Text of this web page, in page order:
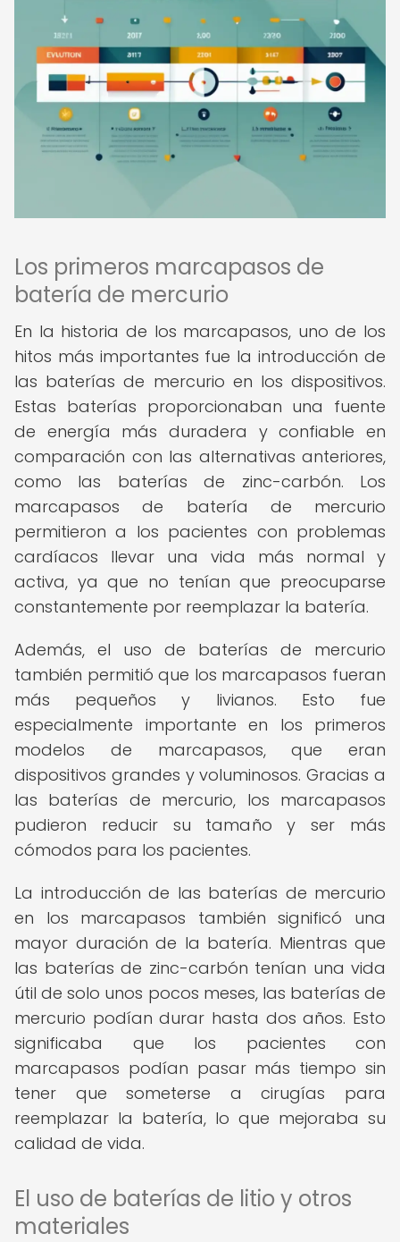
Los primeros marcapasos de
batería de mercurio
En la historia de los marcapasos, uno de los
hitos más importantes fue la introducción de
las baterías de mercurio en los dispositivos.
Estas baterías proporcionaban una fuente
de energía más duradera y confiable en
comparación con las alternativas anteriores,
como las baterías de zinc-carbón. Los
marcapasos de batería de mercurio
permitieron a los pacientes con problemas
cardíacos llevar una vida más normal y
activa, ya que no tenían que preocuparse
constantemente por reemplazar la batería.
Además, el uso de baterías de mercurio
también permitió que los marcapasos fueran
más pequeños y livianos. Esto fue
especialmente importante en los primeros
modelos de marcapasos, que eran
dispositivos grandes y voluminosos. Gracias a
las baterías de mercurio, los marcapasos
pudieron reducir su tamaño y ser más
cómodos para los pacientes.
La introducción de las baterías de mercurio
en los marcapasos también significó una
mayor duración de la batería. Mientras que
las baterías de zinc-carbón tenían una vida
útil de solo unos pocos meses, las baterías de
mercurio podían durar hasta dos años. Esto
significaba que los pacientes con
marcapasos podían pasar más tiempo sin
tener que someterse a cirugías para
reemplazar la batería, lo que mejoraba su
calidad de vida.
El uso de baterías de litio y otros
materiales